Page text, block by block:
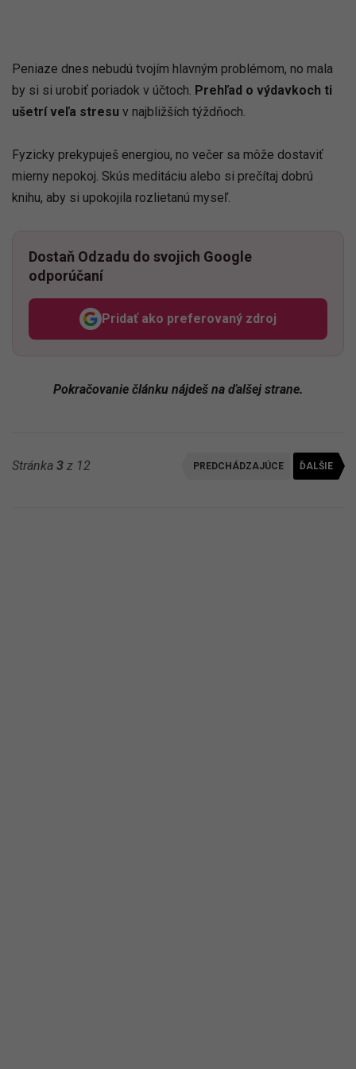
Peniaze dnes nebudú tvojím hlavným problémom, no mala
by si si urobiť poriadok v účtoch. Prehľad o výdavkoch ti
ušetrí veľa stresu v najbližších týždňoch.
Fyzicky prekypuješ energiou, no večer sa môže dostaviť
mierny nepokoj. Skús meditáciu alebo si prečítaj dobrú
knihu, aby si upokojila rozlietanú myseľ.
Dostaň Odzadu do svojich Google
odporúčaní
Pridať ako preferovaný zdroj
Odzadu, odkaz sa otvorí v
Pokračovanie článku nájdeš na ďalšej strane.
Stránka 3 z 12 PREDCHÁDZAJÚCE ĎALŠIE